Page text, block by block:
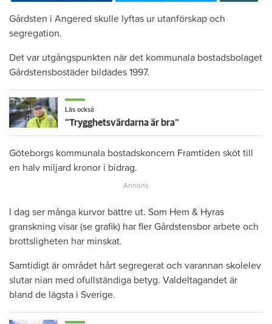
Gårdsten i Angered skulle lyftas ur utanförskap och
segregation.
Det var utgångspunkten när det kommunala bostadsbolaget
Gårdstensbostäder bildades 1997.
Läs också
”Trygghetsvärdarna är bra ”
Göteborgs kommunala bostadskoncern Framtiden sköt till
en halv miljard kronor i bidrag.
I dag ser många kurvor bättre ut. Som Hem & Hyras
granskning visar (se grafik) har fler Gårdstensbor arbete och
brottsligheten har minskat.
Samtidigt är området hårt segregerat och varannan skolelev
slutar nian med ofullständiga betyg. Valdeltagandet är
bland de lägsta i Sverige.